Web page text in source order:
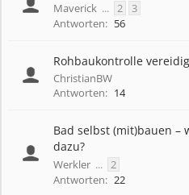
Maverick ... 2
3
Antworten: 56
Rohbaukontrolle
ChristianBW
Antworten: 14
Bad selbst (mit)bauen –
dazu?
Werkler ... 2
Antworten: 22